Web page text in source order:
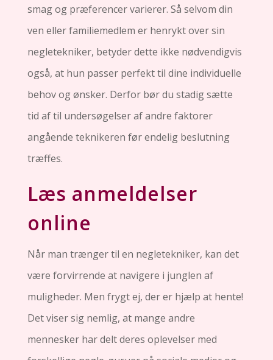
smag og præferencer varierer. Så selvom din
ven eller familiemedlem er henrykt over sin
negletekniker, betyder dette ikke nødvendigvis
også, at hun passer perfekt til dine individuelle
behov og ønsker. Derfor bør du stadig sætte
tid af til undersøgelser af andre faktorer
angående teknikeren før endelig beslutning
træffes.
Læs anmeldelser
online
Når man trænger til en negletekniker, kan det
være forvirrende at navigere i junglen af
muligheder. Men frygt ej, der er hjælp at hente!
Det viser sig nemlig, at mange andre
mennesker har delt deres oplevelser med